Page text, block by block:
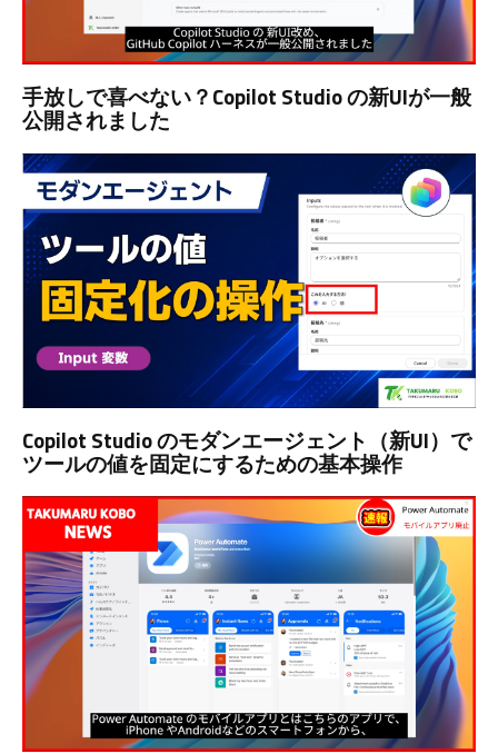
手放しで喜べない？Copilot Studio の新UIが一般
公開されました
Copilot Studio のモダンエージェント（新UI）で
ツールの値を固定にするための基本操作